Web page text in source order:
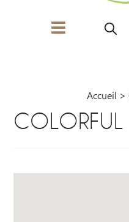
Accueil >
COLORFUL